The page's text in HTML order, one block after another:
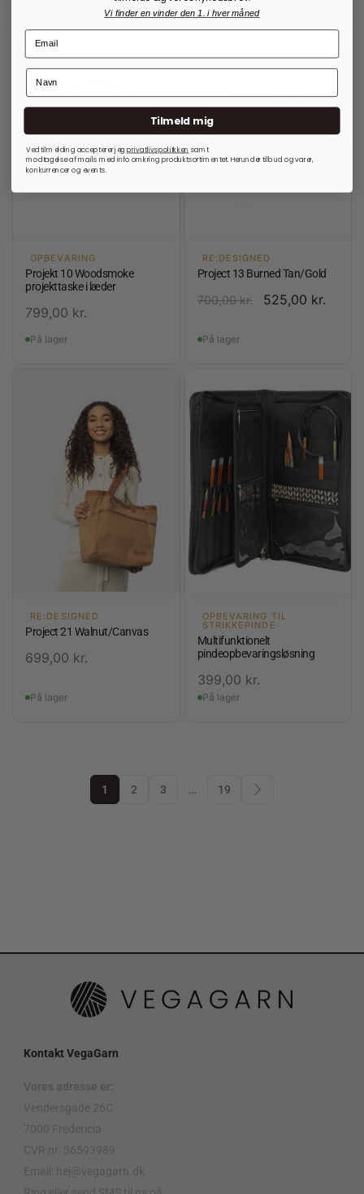
OPBEVARING
Projekt 10 Woodsmoke
projekttaske i læder
799,00 kr.
På lager
RE:DESIGNED
Project 13 Burned Tan/Gold
700,00kr. 525,00 kr.
På lager
RE:DESIGNED
Project 21 Walnut/Canvas
699,00 kr.
På lager
OPBEVARING TIL
STRIKKEPINDE
Multifunktionelt
pindeopbevaringsløsning
399,00 kr.
På lager
1 2 3 … 19
Kontakt VegaGarn
Vores adresse er:
Vendersgade 26C
7000 Fredericia
CVR nr. 36593989
Email: hej@vegagarn.dk
Vi finder en vinder den 1. i hver måned
Tilmeld mig
Ved tilmelding accepterer jegprivatlivspolitkken samt
modtagelse af mails med info omkring produktsortimentet. Herunder tilbud og varer,
konkurrencer og events.